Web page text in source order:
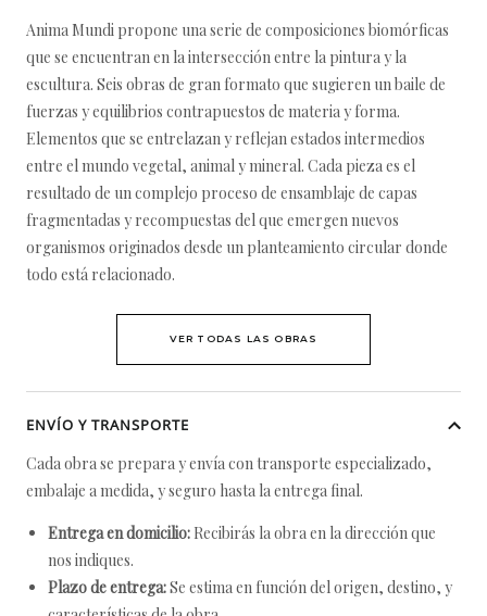
Anima Mundi propone una serie de composiciones biomórficas
que se encuentran en la intersección entre la pintura y la
escultura. Seis obras de gran formato que sugieren un baile de
fuerzas y equilibrios contrapuestos de materia y forma.
Elementos que se entrelazan y reflejan estados intermedios
entre el mundo vegetal, animal y mineral. Cada pieza es el
resultado de un complejo proceso de ensamblaje de capas
fragmentadas y recompuestas del que emergen nuevos
organismos originados desde un planteamiento circular donde
todo está relacionado.
VER TODAS LAS OBRAS
ENVÍO Y TRANSPORTE
Cada obra se prepara y envía con transporte especializado,
embalaje a medida, y seguro hasta la entrega final.
Entrega en domicilio: Recibirás la obra en la dirección que
nos indiques.
Plazo de entrega:Se estima en función del origen, destino, y